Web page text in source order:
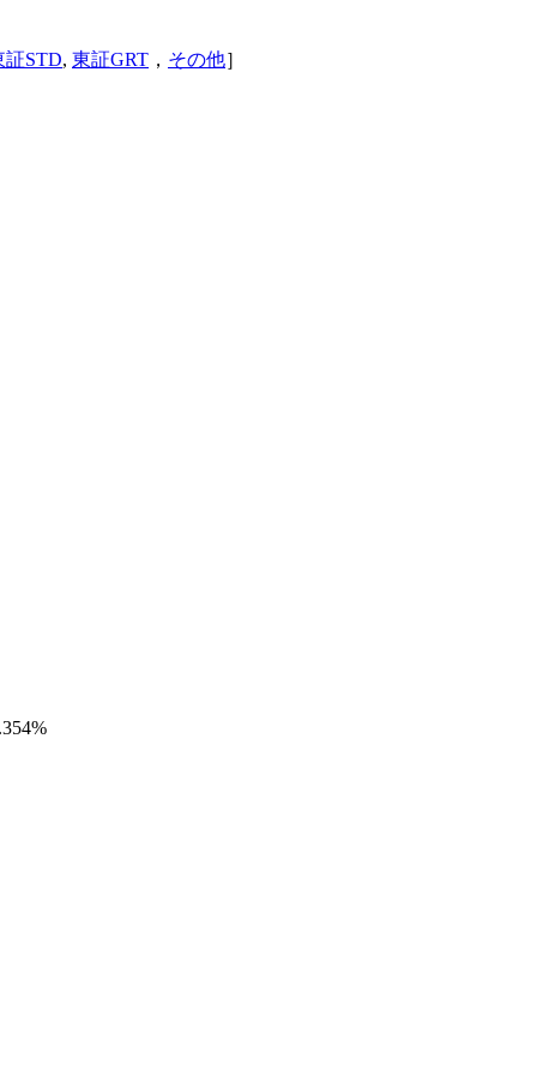
証STD, 東証GRT ， その他］